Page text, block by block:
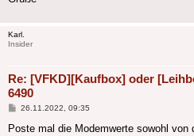
Karl.
Insider
Re: [VFKD][Kaufbox] oder
6490
Beitrag
26.11.2022, 09:35
Poste mal die Modemwerte sowohl